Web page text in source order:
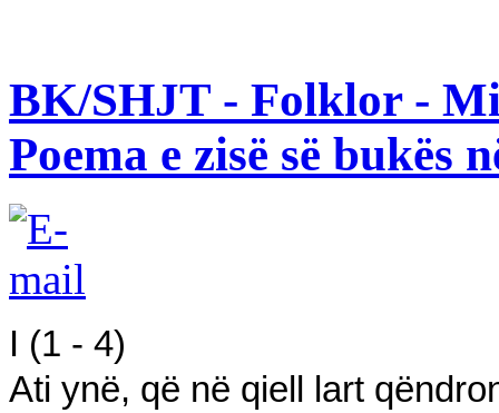
BK/SHJT - Folklor -
Poema e zisë së bukës
I (1 - 4)
Ati ynë, që në qiell
lart